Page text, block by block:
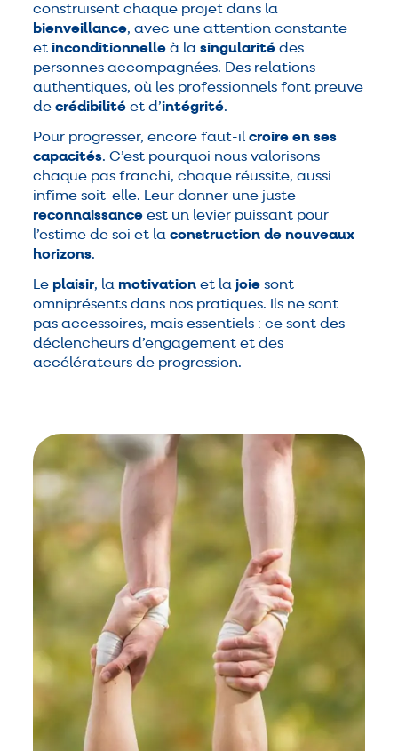
construisent chaque projet dans la
bienveillance, avec une attention constante
etinconditionnelle à lasingularité des
personnes accompagnées. Des relations
authentiques, où les professionnels font preuve
decrédibilité et d’intégrité.
Pour progresser, encore faut-ilcroire en ses
capacités. C’est pourquoi nous valorisons
chaque pas franchi, chaque réussite, aussi
infime soit-elle. Leur donner une juste
reconnaissance est un levier puissant pour
l’estime de soi et laconstruction de nouveaux
horizons.
Le plaisir, la motivation et lajoie sont
omniprésents dans nos pratiques. Ils ne sont
pas accessoires, mais essentiels : ce sont des
déclencheurs d’engagement et des
accélérateurs de progression.